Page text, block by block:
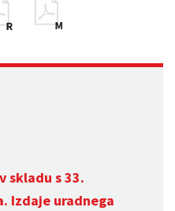
skladu s 33.
Izdaje uradnega